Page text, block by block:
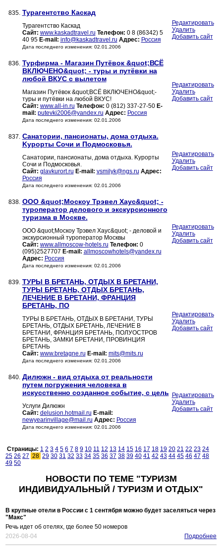
835. Турагентство Каскад
Турагентство Каскад
Сайт: www.kaskadtravel.ru Телефон: 0 8 (86342) 5
40 95 E-mail: info@kaskadtravel.ru Адрес: Россия
Дата последнего изменения: 02.01.2006
Редактировать
Удалить
Добавить сайт
836. Турфирма - Магазин Путёвок &quot;ВСЁ
ВКЛЮЧЕНО&quot; - туры и путёвки на
любой ВКУС с вылетом
Магазин Путёвок &quot;ВСЁ ВКЛЮЧЕНО&quot;-
туры и путёвки на любой ВКУС!
Сайт: www.all-in.ru Телефон: 0 (812) 337-27-50 E-
mail: putevki2006@yandex.ru Адрес: Россия
Дата последнего изменения: 02.01.2006
Редактировать
Удалить
Добавить сайт
837. Санатории, пансионаты, дома отдыха.
Kурорты Сочи и Подмосковья.
Санатории, пансионаты, дома отдыха. Kурорты
Сочи и Подмосковья.
Сайт: glavkurort.ru E-mail: vsmilyk@ngs.ru Адрес:
Россия
Дата последнего изменения: 02.01.2006
Редактировать
Удалить
Добавить сайт
838. ООО &quot;Москоу Трэвел Хаус&quot; -
туроператор делового и экскурсионного
туризма в Москве.
ООО &quot;Москоу Трэвел Хаус&quot; - деловой и
экскурсионный туроператор Москвы
Сайт: www.allmoscow-hotels.ru Телефон: 0
(095)2527707 E-mail: allmoscowhotels@yandex.ru
Адрес: Россия
Дата последнего изменения: 02.01.2006
Редактировать
Удалить
Добавить сайт
839. ТУРЫ В БРЕТАНЬ, ОТДЫХ В БРЕТАНИ,
ТУРЫ БРЕТАНЬ, ОТДЫХ БРЕТАНЬ,
ЛЕЧЕНИЕ В БРЕТАНИ, ФРАНЦИЯ
БРЕТАНЬ, ПО
ТУРЫ В БРЕТАНЬ, ОТДЫХ В БРЕТАНИ, ТУРЫ
БРЕТАНЬ, ОТДЫХ БРЕТАНЬ, ЛЕЧЕНИЕ В
БРЕТАНИ, ФРАНЦИЯ БРЕТАНЬ, ПОЛУОСТРОВ
БРЕТАНЬ, ЗАМКИ БРЕТАНИ, ПРОВИНЦИЯ
БРЕТАНЬ
Сайт: www.bretagne.ru E-mail: mits@mits.ru
Дата последнего изменения: 02.01.2006
Редактировать
Удалить
Добавить сайт
840. Дилюжн - вид отдыха от реальности
путем погружения человека в
искусственно созданное событие, с цель
Услуги Дилюжн
Сайт: delusion.hotmail.ru E-mail:
newyearinvillage@mail.ru Адрес: Россия
Дата последнего изменения: 02.01.2006
Редактировать
Удалить
Добавить сайт
Страницы: 1 2 3 4 5 6 7 8 9 10 11 12 13 14 15 16 17 18 19 20 21 22 23 24
25 26 27 28 29 30 31 32 33 34 35 36 37 38 39 40 41 42 43 44 45 46 47 48
49 50
НОВОСТИ ПО ТЕМЕ "ТУРИЗМ
ИНДИВИДУАЛЬНЫЙ / ТУРИЗМ И ОТДЫХ"
В крупные отели в России с 1 сентября можно будет заселяться через
"Макс"
Речь идет об отелях, где более 50 номеров
2026-08-04
Подробнее